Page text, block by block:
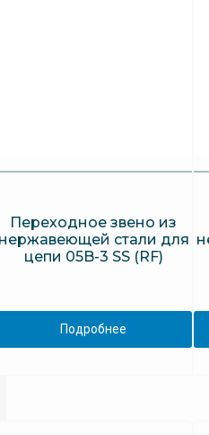
Переходное звено из
стали для
цепи 05B-3 SS (RF)
Подробнее